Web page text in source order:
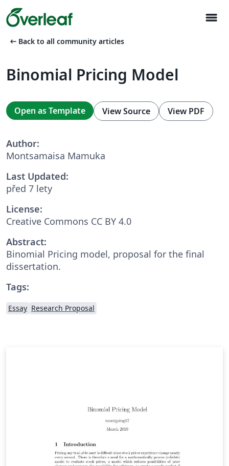
menu
arrow_left_alt Back to all community articles
Binomial Pricing Model
Open as Template View Source View PDF
Author:
Montsamaisa Mamuka
Last Updated:
před 7 lety
License:
Creative Commons CC BY 4.0
Abstract:
Binomial Pricing model, proposal for the final
dissertation.
Tags:
Essay Research Proposal